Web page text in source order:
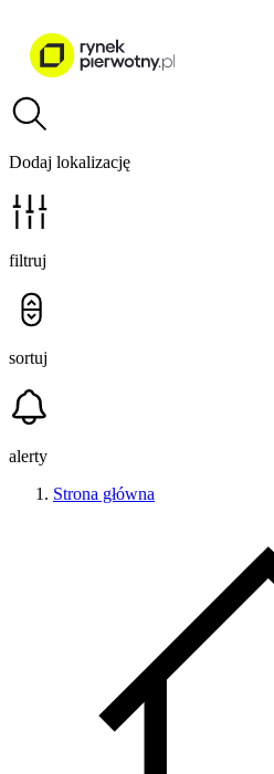
Dodaj lokalizację
filtruj
sortuj
alerty
Strona główna